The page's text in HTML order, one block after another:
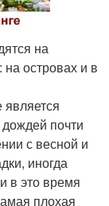
на
на островах и в
почти
с весной и
иногда
в это время
плохая